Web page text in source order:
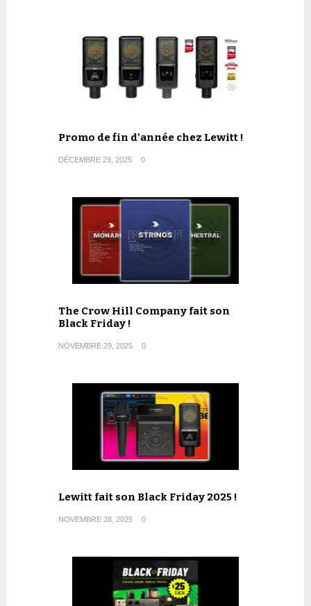
Promo de fin d'année chez Lewitt !
DÉCEMBRE 29, 2025 0
The Crow Hill Company fait son
Black Friday !
NOVEMBRE 29, 2025 0
Lewitt fait son Black Friday 2025 !
NOVEMBRE 28, 2025 0